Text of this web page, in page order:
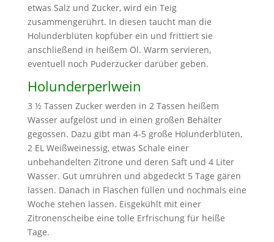
etwas Salz und Zucker, wird ein Teig
zusammengerührt. In diesen taucht man die
Holunderblüten kopfüber ein und frittiert sie
anschließend in heißem Öl. Warm servieren,
eventuell noch Puderzucker darüber geben.
Holunderperlwein
3 ½ Tassen Zucker werden in 2 Tassen heißem
Wasser aufgelöst und in einen großen Behälter
gegossen. Dazu gibt man 4-5 große Holunderblüten,
2 EL Weißweinessig, etwas Schale einer
unbehandelten Zitrone und deren Saft und 4 Liter
Wasser. Gut umrühren und abgedeckt 5 Tage gären
lassen. Danach in Flaschen füllen und nochmals eine
Woche stehen lassen. Eisgekühlt mit einer
Zitronenscheibe eine tolle Erfrischung für heiße
Tage.